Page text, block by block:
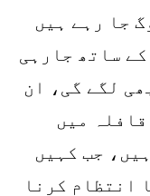
جا رہے ہیں
ساتھ جارہی
لگے گی، ان
میں
جب کہیں
انتظام کرنا